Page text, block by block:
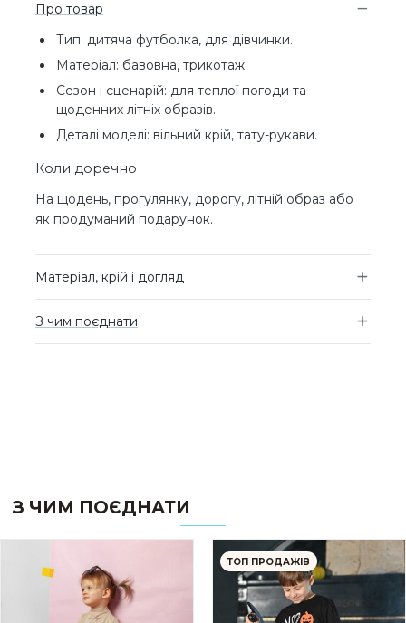
Про товар
Тип: дитяча футболка, для дівчинки.
Матеріал: бавовна, трикотаж.
Сезон і сценарій: для теплої погоди та
щоденних літніх образів.
Деталі моделі: вільний крій, тату-рукави.
Коли доречно
На щодень, прогулянку, дорогу, літній образ або
як продуманий подарунок.
Матеріал, крій і догляд
З чим поєднати
З ЧИМ ПОЄДНАТИ
ТОП ПРОДАЖІВ